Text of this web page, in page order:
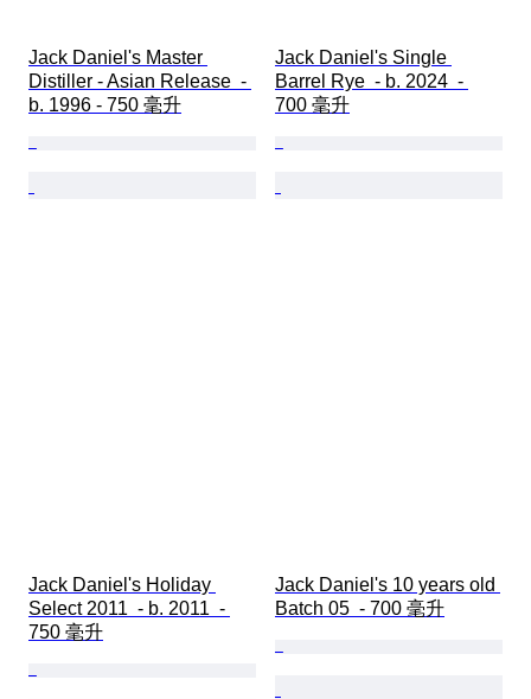
Jack Daniel's Master
Distiller - Asian Release  -
b. 1996 - 750 毫升
Jack Daniel's Single
Barrel Rye  - b. 2024  -
700 毫升
Jack Daniel's Holiday
Select 2011  - b. 2011  -
750 毫升
Jack Daniel's 10 years old
Batch 05  - 700 毫升